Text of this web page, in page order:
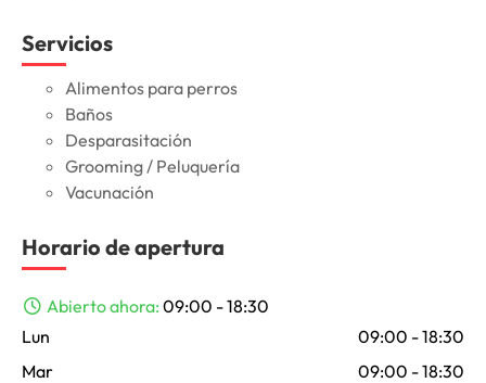
Servicios
Alimentos para perros
Baños
Desparasitación
Grooming / Peluquería
Vacunación
Horario de apertura
Abierto ahora: 09:00 - 18:30
Lun
09:00 - 18:30
Mar
09:00 - 18:30